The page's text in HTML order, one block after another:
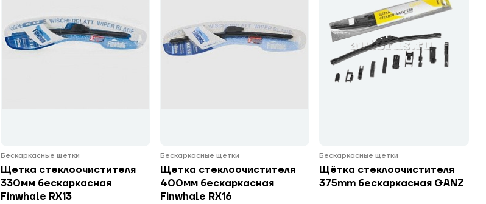
Бескаркасные щетки
Щетка стеклоочистителя
330мм бескаркасная
Finwhale RX13
Бескаркасные щетки
Щетка стеклоочистителя
400мм бескаркасная
Finwhale RX16
Бескаркасные щетки
Щётка стеклоочистителя
375mm бескаркасная GANZ